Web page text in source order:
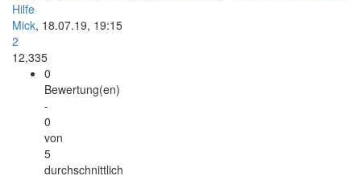
Hilfe
Mick, 18.07.19, 19:15
2
12,335
0
Bewertung(en)
-
0
von
5
durchschnittlich